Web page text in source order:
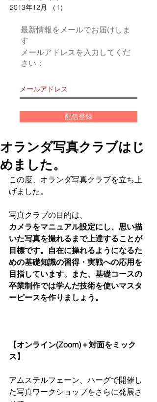
2013年12月
（1）
最新情報をメールでお届けしま
す
メールアドレスを入力してくだ
さい：
配信登録
オランダ写真クラブはじ
めました。
この度、オランダ写真クラブを立ち上
げました。
写真クラブの目的は、
カメラをマニュアル設定にし、思い描
いた写真を撮れるまで上達することが
目標です。自在に操れるようになるた
めの基礎知識の習得・実戦への応用を
目指しています。また、基礎コースの
卒業制作では学んだ技術を使いマスタ
ーピースを作りましょう。
【オンライン(Zoom)＋対面をミック
ス】
アムステルフェーン、ハーグで開催し
た写真ワークショップをさらに発展さ